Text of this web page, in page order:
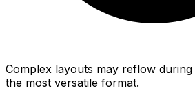
Complex layouts may reflow
the most versatile format.